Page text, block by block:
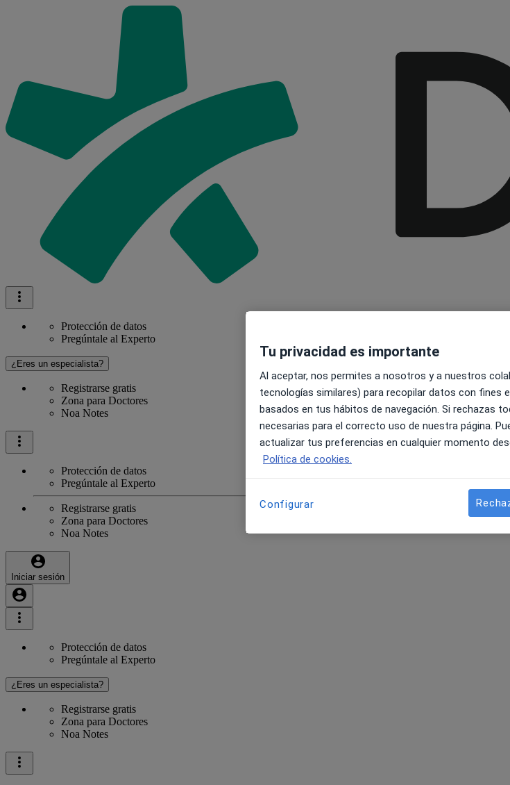
Protección de datos
Pregúntale al Experto
¿Eres un especialista?
Registrarse gratis
Zona para Doctores
Noa Notes
Protección de datos
Pregúntale al Experto
Registrarse gratis
Zona para Doctores
Noa Notes
Iniciar sesión
Protección de datos
Pregúntale al Experto
¿Eres un especialista?
Registrarse gratis
Zona para Doctores
Noa Notes
Tu privacidad es importante
Al aceptar, nos permites a nosotros y a nuestros
tecnologías similares) para recopilar datos con fines
basados en tus hábitos de navegación. Si rechazas
necesarias para el correcto uso de nuestra página.
actualizar tus preferencias en cualquier momento
Política de cookies.
Configurar